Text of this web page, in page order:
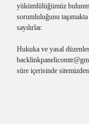
yükümlülüğümüz
sorumluluğunu
sayılırlar.
Hukuka ve yasal
süre içerisinde sitemizden